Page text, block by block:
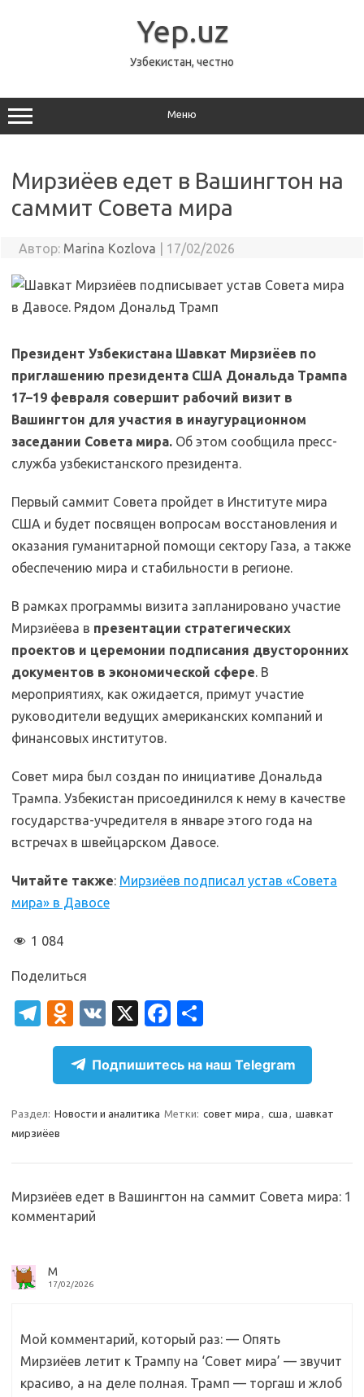
Yep.uz
Узбекистан, честно
Меню
Мирзиёев едет в Вашингтон на
саммит Совета мира
Автор: Marina Kozlova 17/02/2026
Президент Узбекистана Шавкат Мирзиёев по
приглашению президента США Дональда Трампа
17–19 февраля совершит рабочий визит в
Вашингтон для участия в инаугурационном
заседании Совета мира. Об этом сообщила пресс-
служба узбекистанского президента.
Первый саммит Совета пройдет в Институте мира
США и будет посвящен вопросам восстановления и
оказания гуманитарной помощи сектору Газа, а также
обеспечению мира и стабильности в регионе.
В рамках программы визита запланировано участие
Мирзиёева в презентации стратегических
проектов и церемонии подписания двусторонних
документов в экономической сфере. В
мероприятиях, как ожидается, примут участие
руководители ведущих американских компаний и
финансовых институтов.
Совет мира был создан по инициативе Дональда
Трампа. Узбекистан присоединился к нему в качестве
государства-учредителя в январе этого года на
встречах в швейцарском Давосе.
Читайте также: Мирзиёев подписал устав «Совета
мира» в Давосе
1 084
Поделиться
T
el
gr
a
m
O
d
n
o
kl
ik
i
V
K
X
Fa
c
e
b
o
т
п
р
а
т
Подпишитесь на наш Telegram
Раздел: Новости и аналитика Метки: совет мира , сша , шавкат
мирзиёев
Мирзиёев едет в Вашингтон на саммит Совета мира: 1
комментарий
М
17/02/2026
Мой комментарий, который раз: — Опять
Мирзиёев летит к Трампу на ‘Совет мира’ — звучит
красиво, а на деле полная. Трамп — торгаш и жлоб